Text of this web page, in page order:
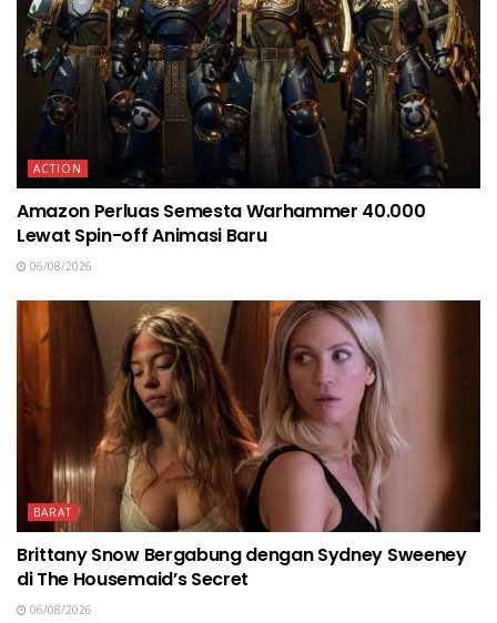
ACTION
Amazon Perluas Semesta Warhammer 40.000
Lewat Spin-off Animasi Baru
06/08/2026
BARAT
Brittany Snow Bergabung dengan Sydney Sweeney
di The Housemaid’s Secret
06/08/2026